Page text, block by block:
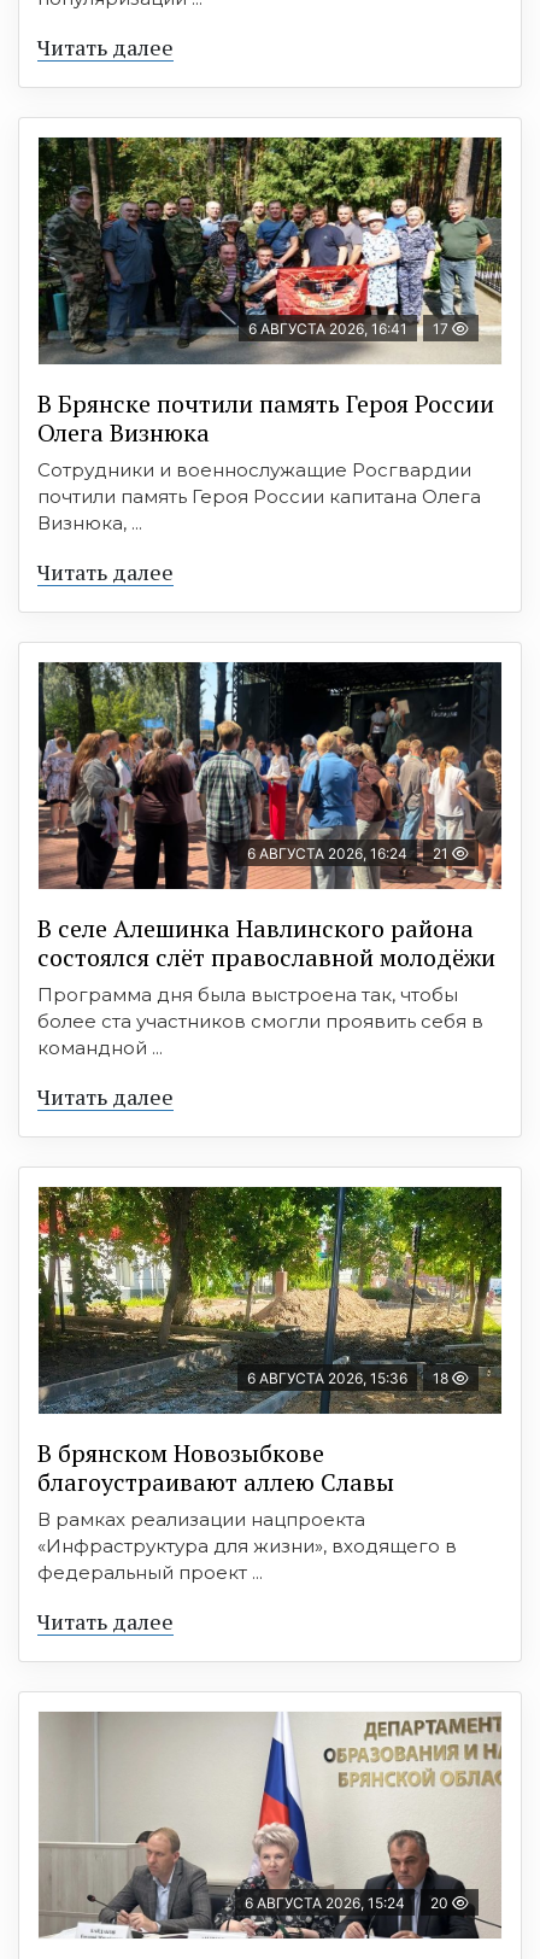
Читать далее
6 АВГУСТА 2026, 16:41 17
В Брянске почтили память Героя России
Олега Визнюка
Сотрудники и военнослужащие Росгвардии
почтили память Героя России капитана Олега
Визнюка, ...
Читать далее
6 АВГУСТА 2026, 16:24 21
В селе Алешинка Навлинского района
состоялся слёт православной молодёжи
Программа дня была выстроена так, чтобы
более ста участников смогли проявить себя в
командной ...
Читать далее
6 АВГУСТА 2026, 15:36 18
В брянском Новозыбкове
благоустраивают аллею Славы
В рамках реализации нацпроекта
«Инфраструктура для жизни», входящего в
федеральный проект ...
Читать далее
6 АВГУСТА 2026, 15:24 20